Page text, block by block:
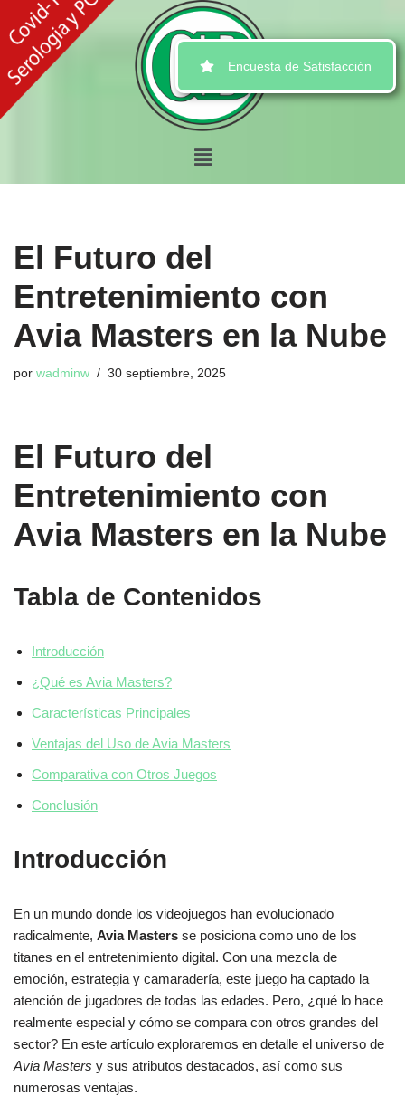
Ir
al
contenido
Encuesta de Satisfacción
El Futuro del
Entretenimiento con
Avia Masters en la Nube
por wadminw 30 septiembre, 2025
El Futuro del
Entretenimiento con
Avia Masters en la Nube
Tabla de Contenidos
Introducción
¿Qué es Avia Masters?
Características Principales
Ventajas del Uso de Avia Masters
Comparativa con Otros Juegos
Conclusión
Introducción
En un mundo donde los videojuegos han evolucionado
radicalmente, Avia Masters se posiciona como uno de los
titanes en el entretenimiento digital. Con una mezcla de
emoción, estrategia y camaradería, este juego ha captado la
atención de jugadores de todas las edades. Pero, ¿qué lo hace
realmente especial y cómo se compara con otros grandes del
sector? En este artículo exploraremos en detalle el universo de
Avia Masters y sus atributos destacados, así como sus
numerosas ventajas.